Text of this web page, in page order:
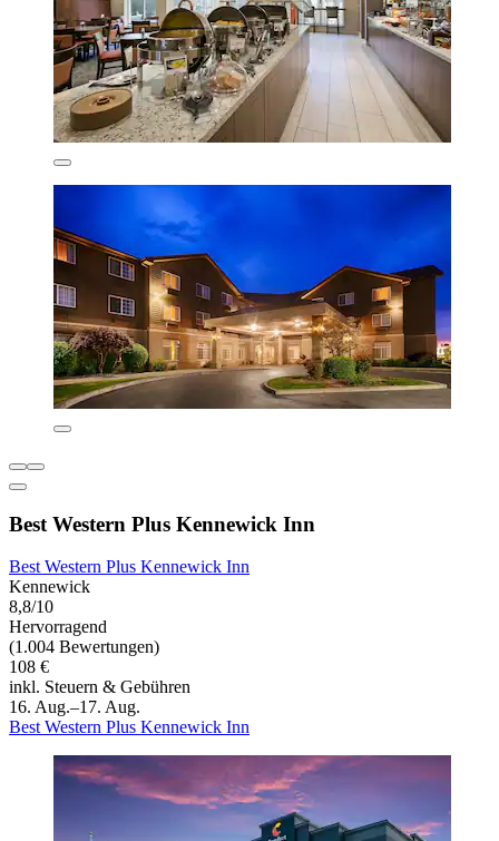
Best Western Plus Kennewick Inn
Best Western Plus Kennewick Inn
Kennewick
8,8/10
Hervorragend
(1.004 Bewertungen)
108 €
inkl. Steuern & Gebühren
16. Aug.–17. Aug.
Best Western Plus Kennewick Inn